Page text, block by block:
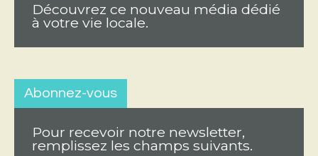
Découvrez ce nouveau média dédié
à votre vie locale.
Abonnez-vous
Pour recevoir notre newsletter,
remplissez les champs suivants.